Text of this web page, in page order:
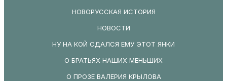
НОВОРУССКАЯ ИСТОРИЯ
НОВОСТИ
НУ НА КОЙ СДАЛСЯ ЕМУ ЭТОТ ЯНКИ
О БРАТЬЯХ НАШИХ МЕНЬШИХ
О ПРОЗЕ ВАЛЕРИЯ КРЫЛОВА